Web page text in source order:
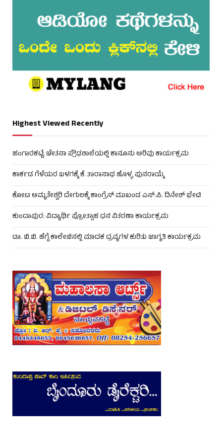
Highest Viewed Recently
ಹಂಗಾರಕಟ್ಟೆ: ಚೇತನಾ ಪ್ರೌಢಶಾಲೆಯಲ್ಲಿ ಕಾನೂನು ಅರಿವು ಕಾರ್ಯಕ್ರಮ
ಕಾರ್ಕಡ ಗೆಳೆಯರ ಬಳಗಕ್ಕೆ ಕೆ. ತಾರಾನಾಥ ಹೊಳ್ಳ ಪುನರಾಯ್ಕೆ
ಕೋಟ ಅಮೃತೇಶ್ವರಿ ದೇಗುಲಕ್ಕೆ ಕಾಂಗ್ರೆಸ್ ಮುಖಂಡ ಎಸ್.ಪಿ. ದಿನೇಶ್ ಭೇಟಿ
ಕುಂದಾಪುರ: ವಿದ್ಯಾರ್ಥಿ ಪ್ರೋತ್ಸಾಹ ಧನ ವಿತರಣಾ ಕಾರ್ಯಕ್ರಮ
ಡಾ. ಬಿ.ಬಿ. ಹೆಗ್ಡೆ ಕಾಲೇಜಿನಲ್ಲಿ ಮಾದಕ ದ್ರವ್ಯಗಳ ಕುರಿತು ಜಾಗೃತಿ ಕಾರ್ಯಕ್ರಮ